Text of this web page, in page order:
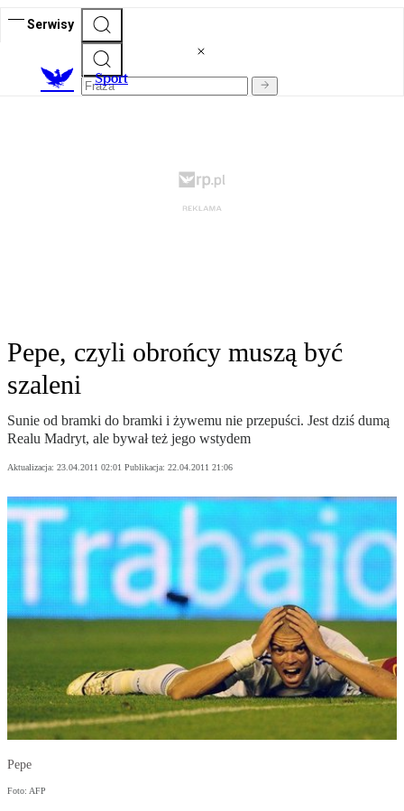
Serwisy
Sport
Pepe, czyli obrońcy muszą być
szaleni
Sunie od bramki do bramki i żywemu nie przepuści. Jest dziś dumą
Realu Madryt, ale bywał też jego wstydem
Aktualizacja: 23.04.2011 02:01 Publikacja: 22.04.2011 21:06
Pepe
Foto: AFP